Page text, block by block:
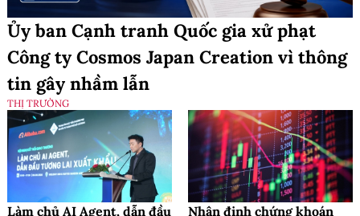
Ủy ban Cạnh tranh Quốc gia xử phạt
Công ty Cosmos Japan Creation vì thông
tin gây nhầm lẫn
THỊ TRƯỜNG
Làm chủ AI Agent, dẫn đầu Nhận định chứng khoán